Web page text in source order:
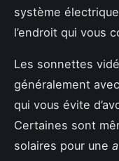
système
l’endroit qui vous
Les sonnettes
généralement
qui vous évite
Certaines sont
solaires pour une